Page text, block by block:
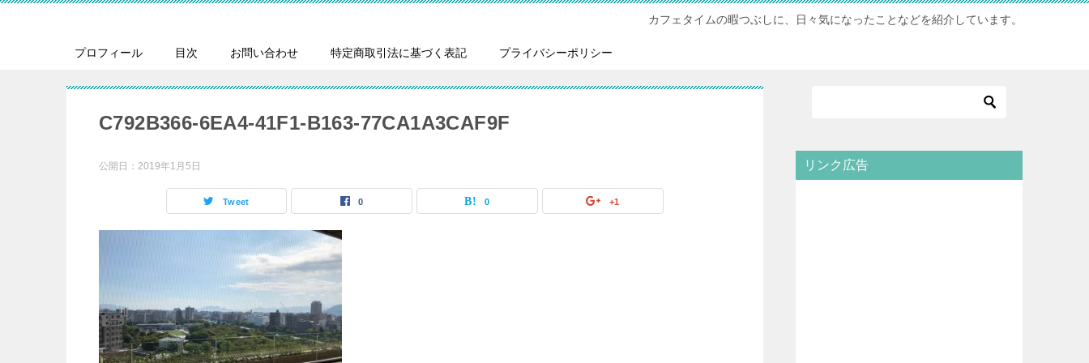
カフェタイムの暇つぶしに、日々気になったことなどを紹介しています。
プロフィール 目次 お問い合わせ 特定商取引法に基づく表記 プライバシーポリシー
C792B366-6EA4-41F1-B163-77CA1A3CAF9F
公開日： 2019年1月5日
Tweet 0 0 +1
リンク広告